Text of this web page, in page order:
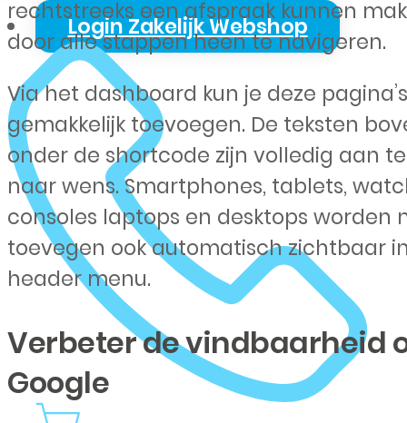
Login Zakelijk Webshop
rechtstreeks een afspraak kunnen
door alle stappen heen te navigeren.
Via het dashboard kun je deze pagina’s
gemakkelijk toevoegen. De teksten
onder de shortcode zijn volledig aan
naar wens. Smartphones, tablets,
consoles laptops en desktops worden
toevegen ook automatisch zichtbaar
header menu.
Verbeter de vindbaarheid
Google